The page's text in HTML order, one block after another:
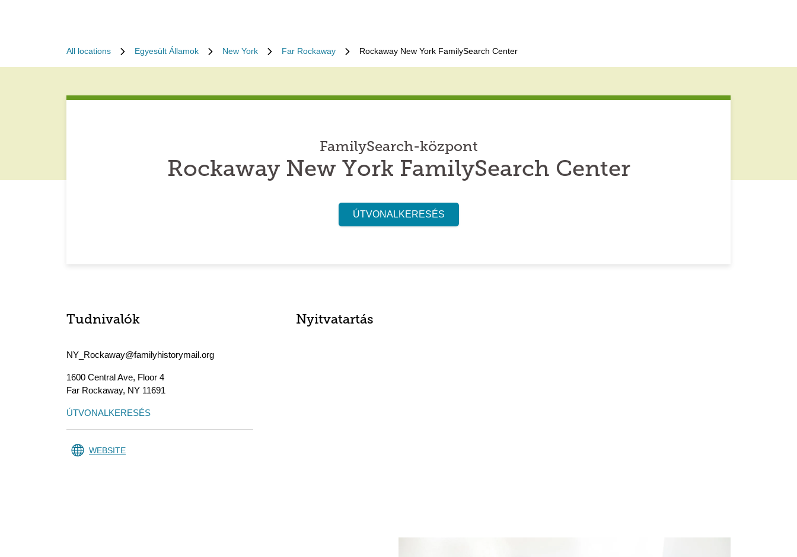
All locations Egyesült Államok New York Far Rockaway Rockaway New York FamilySearch Center
FamilySearch-központ
Rockaway New York FamilySearch Center
ÚTVONALKERESÉS
Tudnivalók
NY_Rockaway@familyhistorymail.org
1600 Central Ave, Floor 4
Far Rockaway, NY 11691
ÚTVONALKERESÉS
WEBSITE
Nyitvatartás